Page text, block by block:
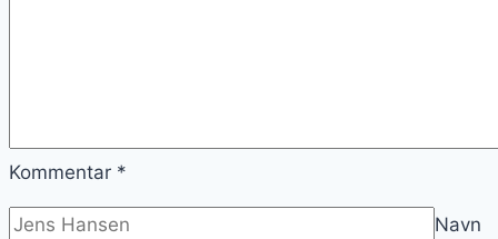
Kommentar *
Navn